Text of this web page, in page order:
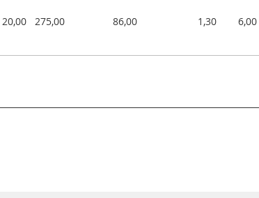
20,00 275,00 86,00 1,30 6,00